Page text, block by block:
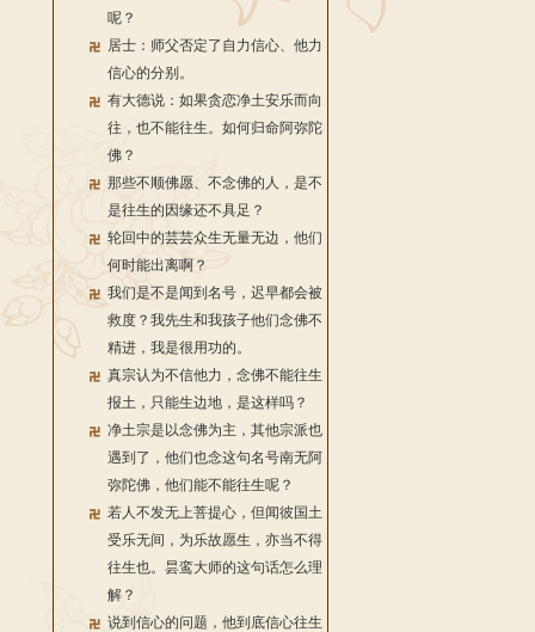
呢？
居士：师父否定了自力信心、他力
信心的分别。
有大德说：如果贪恋净土安乐而向
往，也不能往生。如何归命阿弥陀
佛？
那些不顺佛愿、不念佛的人，是不
是往生的因缘还不具足？
轮回中的芸芸众生无量无边，他们
何时能出离啊？
我们是不是闻到名号，迟早都会被
救度？我先生和我孩子他们念佛不
精进，我是很用功的。
真宗认为不信他力，念佛不能往生
报土，只能生边地，是这样吗？
净土宗是以念佛为主，其他宗派也
遇到了，他们也念这句名号南无阿
弥陀佛，他们能不能往生呢？
若人不发无上菩提心，但闻彼国土
受乐无间，为乐故愿生，亦当不得
往生也。昙鸾大师的这句话怎么理
解？
说到信心的问题，他到底信心往生